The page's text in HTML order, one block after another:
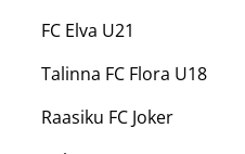
FC Elva U21
Talinna FC Flora U18
Raasiku FC Joker